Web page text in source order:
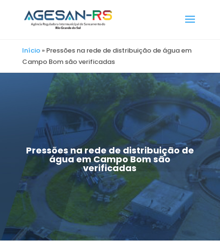
Início» Pressões na rede de distribuição de água em
Campo Bom são verificadas
Pressões na rede de distribuição de
água em Campo Bom são
verificadas